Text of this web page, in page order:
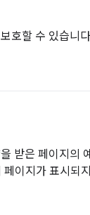
호할 수 있습니
받은 페이지의
이지가 표시되